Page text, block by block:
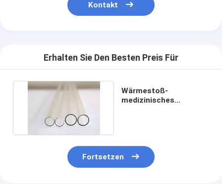
Kontakt
Erhalten Sie Den Besten Preis Für
Wärmestoß-
medizinisches
Fortsetzen